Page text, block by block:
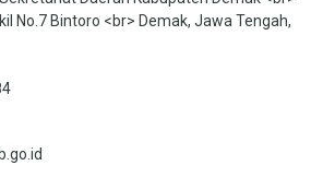
No.7 Bintoro <br> Demak, Jawa Tengah,